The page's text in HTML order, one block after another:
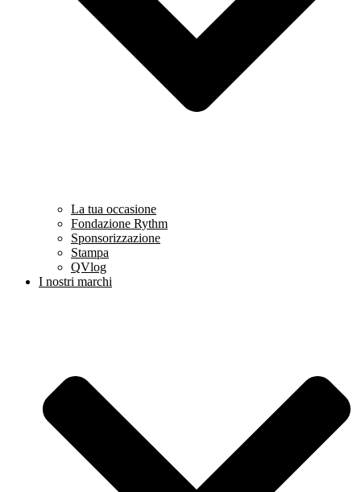
La tua occasione
Fondazione Rythm
Sponsorizzazione
Stampa
QVlog
I nostri marchi